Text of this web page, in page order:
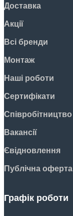
Доставка
Акції
Всі бренди
Монтаж
Наші роботи
Сертифікати
Співробітництво
Вакансії
Євідновлення
Публічна оферта
Графік роботи